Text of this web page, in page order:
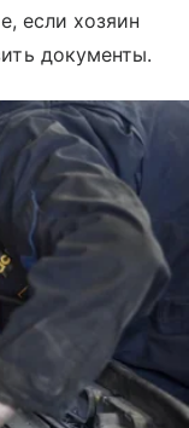
если хозяин
документы.